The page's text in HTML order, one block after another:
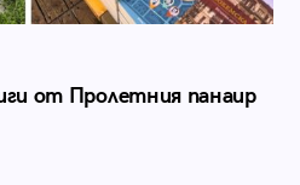
от Пролетния панаир